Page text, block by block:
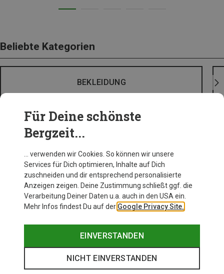
Beliebte Kategorien
BEKLEIDUNG
Für Deine schönste
Bergzeit...
… verwenden wir Cookies. So können wir unsere
Services für Dich optimieren, Inhalte auf Dich
zuschneiden und dir entsprechend personalisierte
Anzeigen zeigen. Deine Zustimmung schließt ggf. die
Verarbeitung Deiner Daten u.a. auch in den USA ein.
Mehr Infos findest Du auf der Google Privacy Site.
EINVERSTANDEN
NICHT EINVERSTANDEN